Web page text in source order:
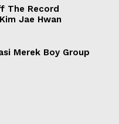
The Record
Jae Hwan
Merek Boy Group